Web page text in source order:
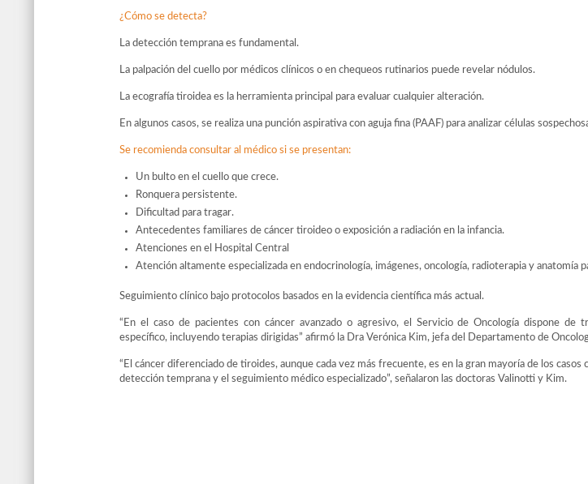
¿Cómo se detecta?
La detección temprana es fundamental.
La palpación del cuello por médicos clínicos o en chequeos rutinarios puede revelar nódulos.
La ecografía tiroidea es la herramienta principal para evaluar cualquier alteración.
En algunos casos, se realiza una punción aspirativa con aguja fina (PAAF) para analizar células
Se recomienda consultar al médico si se presentan:
Un bulto en el cuello que crece.
Ronquera persistente.
Dificultad para tragar.
Antecedentes familiares de cáncer tiroideo o exposición a radiación en la infancia.
Atenciones en el Hospital Central
Atención altamente especializada en endocrinología, imágenes, oncología, radioterapia y anatomía
Seguimiento clínico bajo protocolos basados en la evidencia científica más actual.
“En el caso de pacientes con cáncer avanzado o agresivo, el Servicio de Oncología dispone de
específico, incluyendo terapias dirigidas” afirmó la Dra Verónica Kim, jefa del Departamento de
“El cáncer diferenciado de tiroides, aunque cada vez más frecuente, es en la gran mayoría de los casos
detección temprana y el seguimiento médico especializado”, señalaron las doctoras Valinotti y Kim.